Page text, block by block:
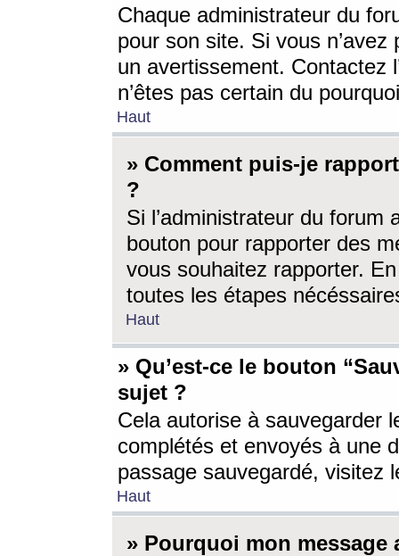
Chaque administrateur du
pour son site. Si vous
un avertissement. Contactez
n’êtes pas certain du
Haut
» Comment puis-je
?
Si l’administrateur du forum
bouton pour rapporter des
vous souhaitez rapporter.
toutes les étapes
Haut
» Qu’est-ce le bouton
sujet ?
Cela autorise à sauvegarder
complétés et envoyés à une
passage sauvegardé, visitez
Haut
» Pourquoi mon message